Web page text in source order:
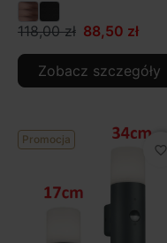
118,00 zł 88,50 zł
Zobacz szczegóły
Promocja
favorite_border